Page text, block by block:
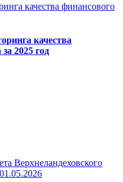
качества финансового
качества
2025 год
Верхнеландеховского